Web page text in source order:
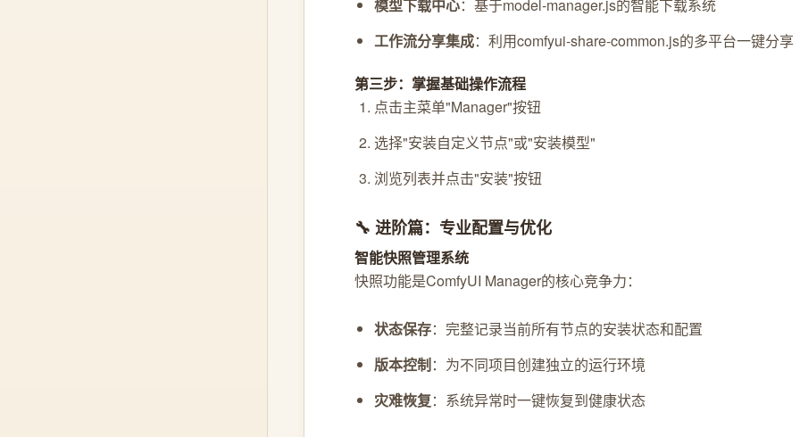
模型下载中心：基于model-manager.js的智能下载系统
工作流分享集成：利用comfyui-share-common.js的多平台一键分享
第三步：掌握基础操作流程
点击主菜单"Manager"按钮
选择"安装自定义节点"或"安装模型"
浏览列表并点击"安装"按钮
🔧 进阶篇：专业配置与优化
智能快照管理系统
快照功能是ComfyUI Manager的核心竞争力：
状态保存：完整记录当前所有节点的安装状态和配置
版本控制：为不同项目创建独立的运行环境
灾难恢复：系统异常时一键恢复到健康状态